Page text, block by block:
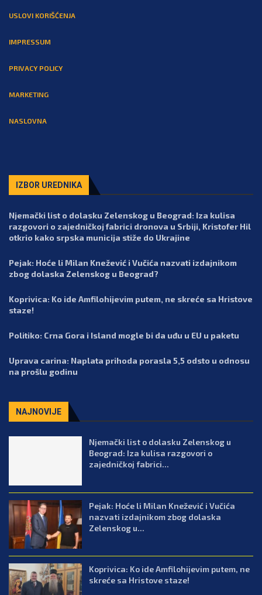
USLOVI KORIŠĆENJA
IMPRESSUM
PRIVACY POLICY
MARKETING
NASLOVNA
IZBOR UREDNIKA
Njemački list o dolasku Zelenskog u Beograd: Iza kulisa
razgovori o zajedničkoj fabrici dronova u Srbiji, Kristofer Hil
otkrio kako srpska municija stiže do Ukrajine
Pejak: Hoće li Milan Knežević i Vučića nazvati izdajnikom
zbog dolaska Zelenskog u Beograd?
Koprivica: Ko ide Amfilohijevim putem, ne skreće sa Hristove
staze!
Politiko: Crna Gora i Island mogle bi da uđu u EU u paketu
Uprava carina: Naplata prihoda porasla 5,5 odsto u odnosu
na prošlu godinu
NAJNOVIJE
Njemački list o dolasku Zelenskog u
Beograd: Iza kulisa razgovori o
zajedničkoj fabrici...
Pejak: Hoće li Milan Knežević i Vučića
nazvati izdajnikom zbog dolaska
Zelenskog u...
Koprivica: Ko ide Amfilohijevim putem, ne
skreće sa Hristove staze!